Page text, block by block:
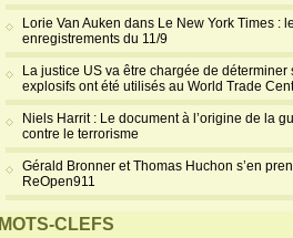
Lorie Van Auken dans Le New York Times :
enregistrements du 11/9
La justice US va être chargée de déterminer
explosifs ont été utilisés au World Trade
Niels Harrit : Le document à l’origine de la
contre le terrorisme
Gérald Bronner et Thomas Huchon s’en
ReOpen911
MOTS-CLEFS